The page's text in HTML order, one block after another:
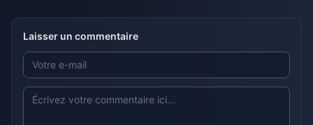
Laisser un commentaire